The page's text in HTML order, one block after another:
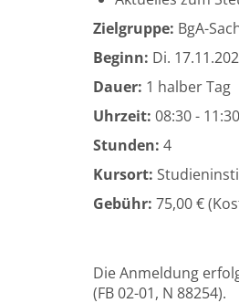
Zielgruppe: BgA-
Beginn: Di.
Dauer: 1 halber Tag
Uhrzeit: 08:30 - 11:30
Stunden: 4
Kursort:
Gebühr: 75,00 €
Die Anmeldung
(FB 02-01, N 88254).